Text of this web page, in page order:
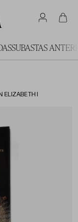
SUBASTAS
ELIZABETH I